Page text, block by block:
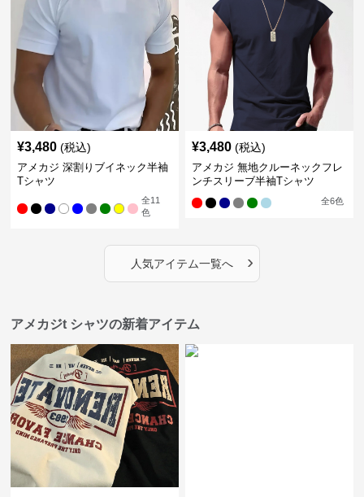
¥3,480 (税込)
アメカジ 深割りブイネック半袖
Tシャツ
全11
色
¥3,480 (税込)
アメカジ 無地クルーネックフレ
ンチスリーブ半袖Tシャツ
全6色
人気アイテム一覧へ ›
アメカジt シャツの新着アイテム